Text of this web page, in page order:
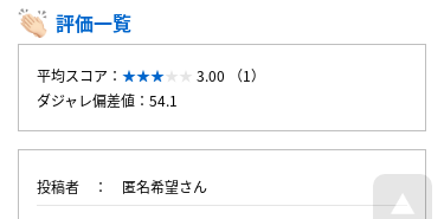
評価一覧
平均スコア：
3.00 （1）
ダジャレ偏差値：54.1
投稿者
匿名希望さん